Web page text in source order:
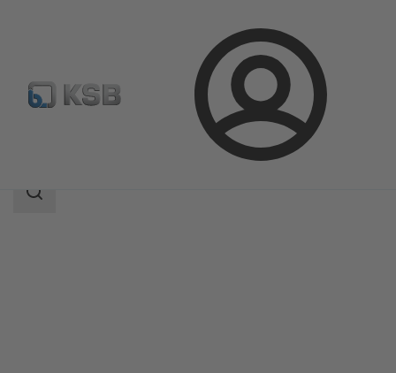
Bejelentkezés
Termékkatalógus ECOLINE GTB 150-600
Keresési